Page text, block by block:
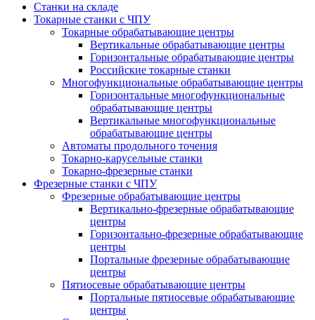
Станки на складе
Токарные станки с ЧПУ
Токарные обрабатывающие центры
Вертикальные обрабатывающие центры
Горизонтальные обрабатывающие центры
Российские токарные станки
Многофункциональные обрабатывающие центры
Горизонтальные многофункциональные
обрабатывающие центры
Вертикальные многофункциональные
обрабатывающие центры
Автоматы продольного точения
Токарно-карусельные станки
Токарно-фрезерные станки
Фрезерные станки с ЧПУ
Фрезерные обрабатывающие центры
Вертикально-фрезерные обрабатывающие
центры
Горизонтально-фрезерные обрабатывающие
центры
Портальные фрезерные обрабатывающие
центры
Пятиосевые обрабатывающие центры
Портальные пятиосевые обрабатывающие
центры